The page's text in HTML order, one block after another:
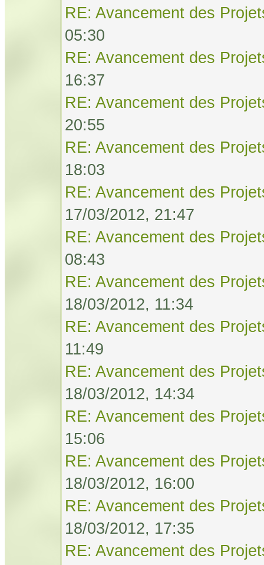
RE: Avancement des
05:30
RE: Avancement des
16:37
RE: Avancement des
20:55
RE: Avancement des
18:03
RE: Avancement des
17/03/2012, 21:47
RE: Avancement des
08:43
RE: Avancement des
18/03/2012, 11:34
RE: Avancement des
11:49
RE: Avancement des
18/03/2012, 14:34
RE: Avancement des
15:06
RE: Avancement des
18/03/2012, 16:00
RE: Avancement des
18/03/2012, 17:35
RE: Avancement des